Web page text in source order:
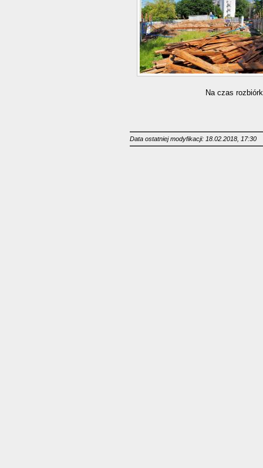
Na czas
Data ostatniej modyfikacji: 18.02.2018, 17:30